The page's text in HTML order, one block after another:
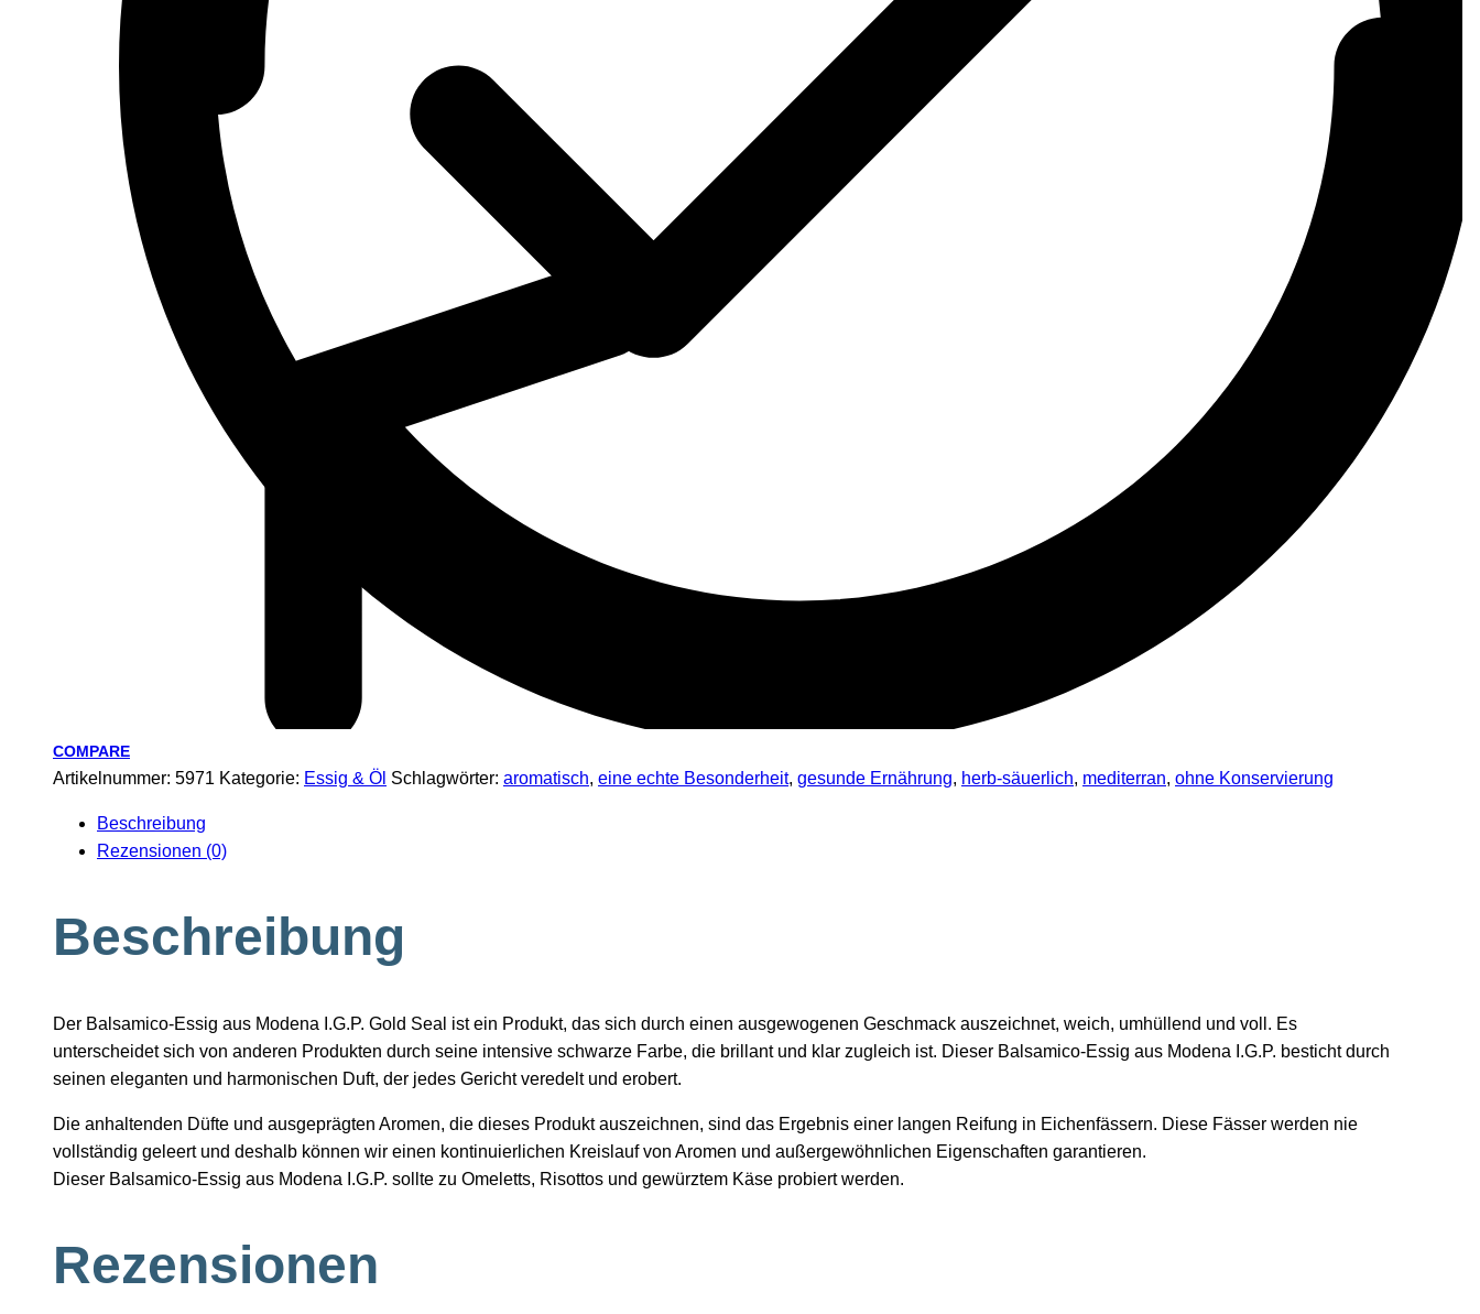
COMPARE
Artikelnummer: 5971 Kategorie: Essig & Öl Schlagwörter: aromatisch, eine echte Besonderheit, gesunde Ernährung, herb-säuerlich, mediterran, ohne Konservierung
Beschreibung
Rezensionen (0)
Beschreibung
Der Balsamico-Essig aus Modena I.G.P. Gold Seal ist ein Produkt, das sich durch einen ausgewogenen Geschmack auszeichnet, weich, umhüllend und voll. Es
unterscheidet sich von anderen Produkten durch seine intensive schwarze Farbe, die brillant und klar zugleich ist. Dieser Balsamico-Essig aus Modena I.G.P. besticht durch
seinen eleganten und harmonischen Duft, der jedes Gericht veredelt und erobert.
Die anhaltenden Düfte und ausgeprägten Aromen, die dieses Produkt auszeichnen, sind das Ergebnis einer langen Reifung in Eichenfässern. Diese Fässer werden nie
vollständig geleert und deshalb können wir einen kontinuierlichen Kreislauf von Aromen und außergewöhnlichen Eigenschaften garantieren.
Dieser Balsamico-Essig aus Modena I.G.P. sollte zu Omeletts, Risottos und gewürztem Käse probiert werden.
Rezensionen